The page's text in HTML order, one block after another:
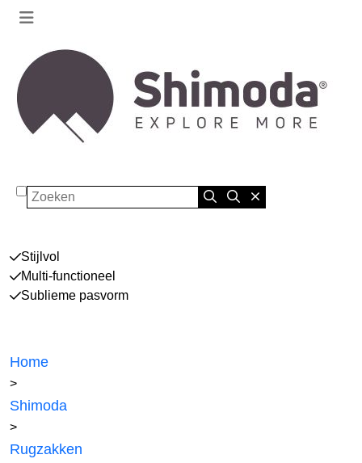
Zoeken
Stijlvol
Multi-functioneel
Sublieme pasvorm
Home
>
Shimoda
>
Rugzakken